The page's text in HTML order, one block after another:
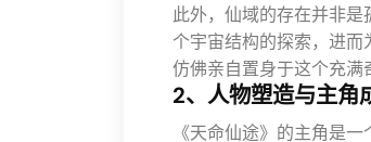
此外，仙域的存在并非
个宇宙结构的探索，进
仿佛亲自置身于这个充满
2、人物塑造与主角
《天命仙途》的主角是